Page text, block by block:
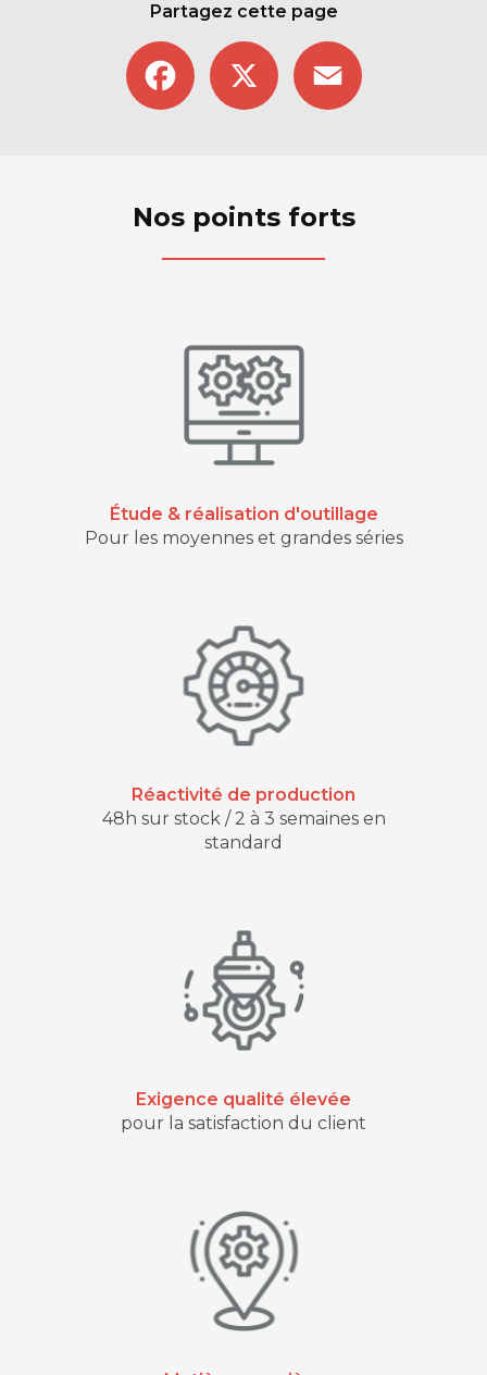
Partagez cette page
Facebook
Nos points forts
Étude & réalisation d'outillage
Pour les moyennes et grandes séries
Réactivité de production
48h sur stock / 2 à 3 semaines en
standard
Exigence qualité élevée
pour la satisfaction du client